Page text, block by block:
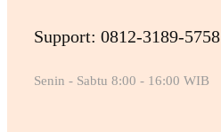
Support: 0812-3189-5758
Senin - Sabtu 8:00 - 16:00 WIB